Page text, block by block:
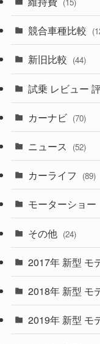
(328)
(194)
(230)
(253)
(85)
(84)
(50)
(43)
(6)
(9)
(4)
(58)
(28)
(27)
(26)
(35)
(3)
(3)
(5)
(1)
競合車種比較
新旧比較 (44)
試乗 レビュー
カーナビ (70)
ニュース (52)
カーライフ (89)
モーターショー
その他 (24)
2017年 新型 モ
2018年 新型 モ
2019年 新型 モ